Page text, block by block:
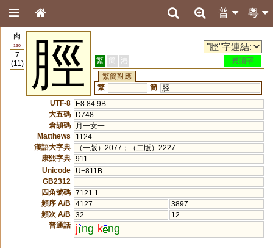
粵
普
肉
130
7
(11)
脛 繁 簡 港
異讀字
繁簡對應
繁
簡
胫
UTF-8
E8 84 9B
大五碼
D748
倉頡碼
月一女一
Matthews
1124
漢語大字典
（一版）2077；（二版）2227
康熙字典 911
Unicode
U+811B
GB2312
四角號碼 7121.1
頻序 A/B
4127
3897
頻次 A/B
32
12
普通話
j ng k ng